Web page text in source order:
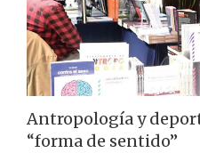
Antropología y
“forma de sentido”